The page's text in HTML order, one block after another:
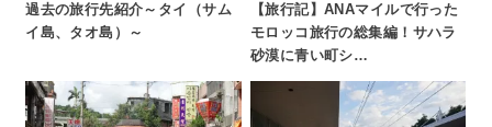
過去の旅行先紹介～タイ（サム
イ島、タオ島）～
【旅行記】ANAマイルで行った
モロッコ旅行の総集編！サハラ
砂漠に青い町シ…